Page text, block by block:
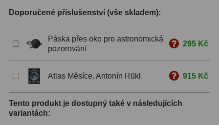
S mřížkou6
1
Barlow
Filtry180
Doporučené příslušenství (vše skladem):
Páska přes oko pro astronomická
pozorování
295 Kč
Atlas Měsíce. Antonín Rükl. 915 Kč
Tento produkt je dostupný také v následujících
variantách: